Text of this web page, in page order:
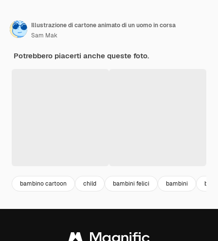
Illustrazione di cartone animato di un uomo in corsa
Sam Mak
Potrebbero piacerti anche queste foto.
bambino cartoon child bambini felici bambini